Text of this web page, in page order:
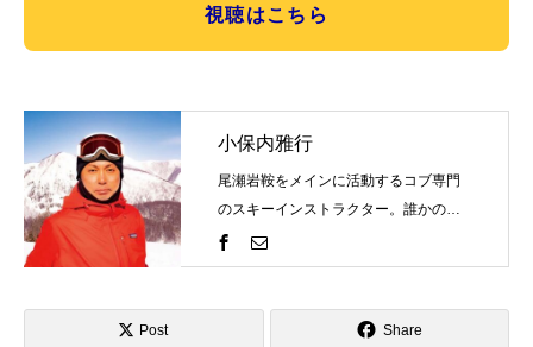
視聴はこちら
小保内雅行
尾瀬岩鞍をメインに活動するコブ専門
のスキーインストラクター。誰かの評
価を気にするものではなく自分の世界
観を表現するのがスキーそしてコブ。
て、自分のコブスタイルを見つけませ
Post Share